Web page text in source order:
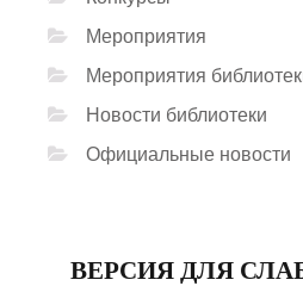
Мероприятия
Мероприятия
Новости библиотеки
Официальные новости
ВЕРСИЯ ДЛЯ